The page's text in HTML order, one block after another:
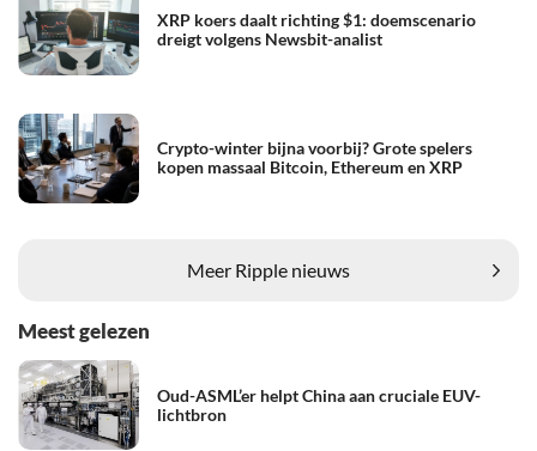
XRP koers daalt richting $1: doemscenario
dreigt volgens Newsbit-analist
Crypto-winter bijna voorbij? Grote spelers
kopen massaal Bitcoin, Ethereum en XRP
Meer Ripple nieuws
Meest gelezen
Oud-ASML’er helpt China aan cruciale EUV-
lichtbron